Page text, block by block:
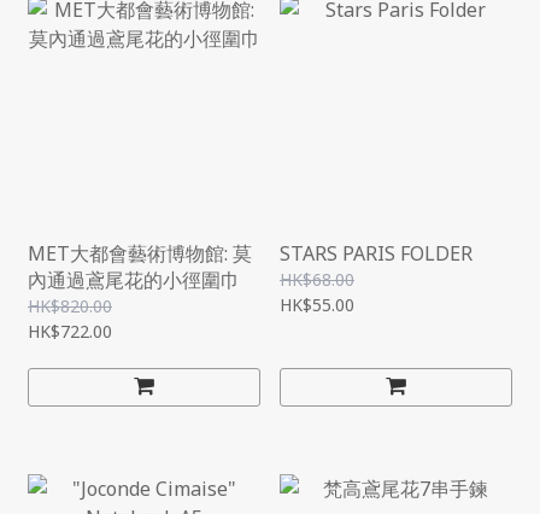
MET大都會藝術博物館: 莫
內通過鳶尾花的小徑圍巾
HK$820.00
HK$722.00
STARS PARIS FOLDER
HK$68.00
HK$55.00